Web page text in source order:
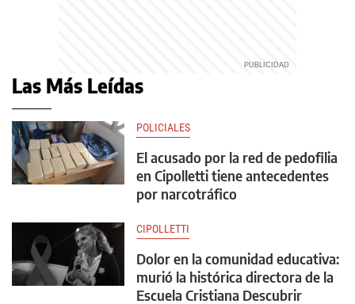
Las Más Leídas
POLICIALES
El acusado por la red de pedofilia
en Cipolletti tiene antecedentes
por narcotráfico
CIPOLLETTI
Dolor en la comunidad educativa:
murió la histórica directora de la
Escuela Cristiana Descubrir